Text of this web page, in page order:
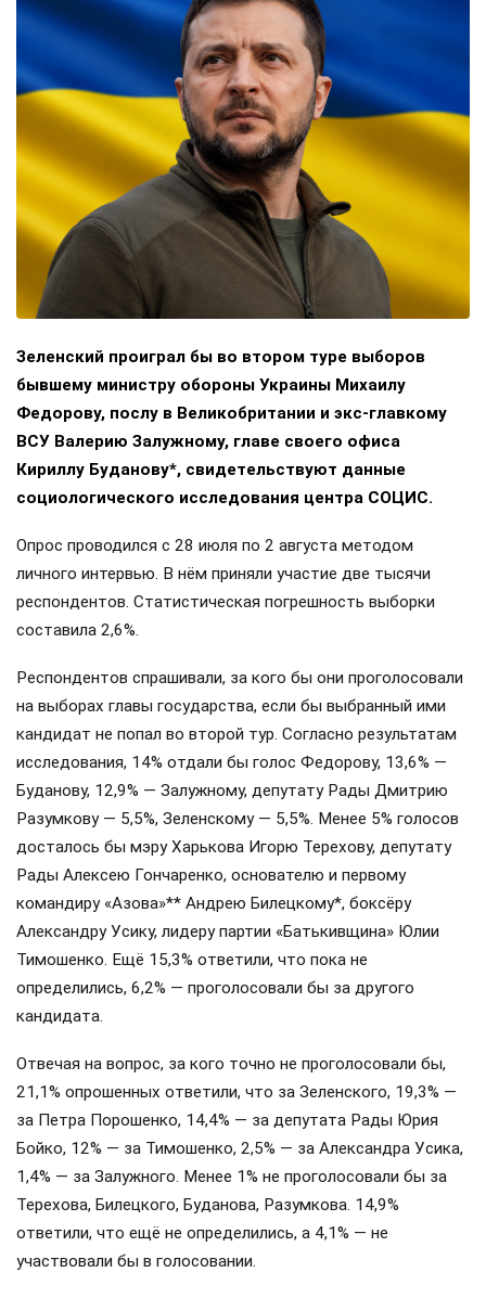
Зеленский проиграл бы во втором туре выборов
бывшему министру обороны Украины Михаилу
Федорову, послу в Великобритании и экс-главкому
ВСУ Валерию Залужному, главе своего офиса
Кириллу Буданову*, свидетельствуют данные
социологического исследования центра СОЦИС.
Опрос проводился с 28 июля по 2 августа методом
личного интервью. В нём приняли участие две тысячи
респондентов. Статистическая погрешность выборки
составила 2,6%.
Респондентов спрашивали, за кого бы они проголосовали
на выборах главы государства, если бы выбранный ими
кандидат не попал во второй тур. Согласно результатам
исследования, 14% отдали бы голос Федорову, 13,6% —
Буданову, 12,9% — Залужному, депутату Рады Дмитрию
Разумкову — 5,5%, Зеленскому — 5,5%. Менее 5% голосов
досталось бы мэру Харькова Игорю Терехову, депутату
Рады Алексею Гончаренко, основателю и первому
командиру «Азова»** Андрею Билецкому*, боксёру
Александру Усику, лидеру партии «Батькивщина» Юлии
Тимошенко. Ещё 15,3% ответили, что пока не
определились, 6,2% — проголосовали бы за другого
кандидата.
Отвечая на вопрос, за кого точно не проголосовали бы,
21,1% опрошенных ответили, что за Зеленского, 19,3% —
за Петра Порошенко, 14,4% — за депутата Рады Юрия
Бойко, 12% — за Тимошенко, 2,5% — за Александра Усика,
1,4% — за Залужного. Менее 1% не проголосовали бы за
Терехова, Билецкого, Буданова, Разумкова. 14,9%
ответили, что ещё не определились, а 4,1% — не
участвовали бы в голосовании.